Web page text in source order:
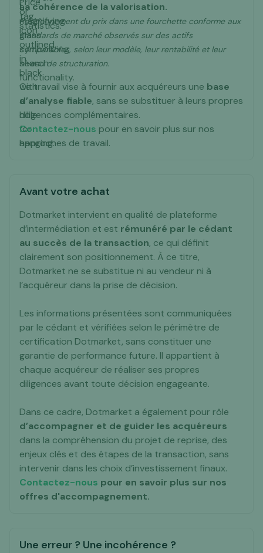
La cohérence de la valorisation.
Positionnement du prix dans une fourchette conforme aux
standards de marché observés sur des actifs
comparables, selon leur modèle, leur rentabilité et leur
niveau de structuration.
Ce travail vise à fournir aux acquéreurs une base
d’analyse fiable, sans se substituer à leurs propres
diligences complémentaires.
Contactez-nous pour en savoir plus sur nos
approches de travail.
Avant votre achat
Dotmarket intervient en qualité de plateforme
d’intermédiation et est rémunéré par le cédant
au succès de la transaction, ce qui définit
clairement son positionnement. À ce titre,
Dotmarket ne se substitue ni au vendeur ni à
l’acquéreur dans la prise de décision.
Les informations présentées sont communiquées
par le cédant et vérifiées selon le périmètre de
certification Dotmarket, sans constituer une
garantie de performance future. Il appartient à
chaque acquéreur de réaliser ses propres
diligences avant toute décision engageante.
Dans ce cadre, Dotmarket a également pour rôle
d’accompagner et de guider les acquéreurs
dans la compréhension du projet de reprise, des
enjeux clés et des étapes de la transaction, sans
intervenir dans les choix d’investissement finaux.
Contactez-nous pour en savoir plus sur nos
offres d'accompagnement.
Une erreur ? Une incohérence ?